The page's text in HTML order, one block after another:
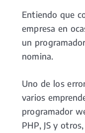
Entiendo que
empresa en
un
nomina.
Uno de los
varios
programador
PHP, JS y